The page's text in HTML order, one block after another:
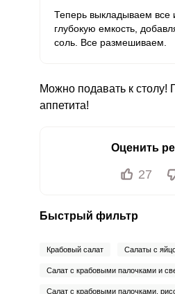
Теперь выкладываем все
глубокую емкость,
соль. Все размешиваем.
Можно подавать к столу!
аппетита!
Оценить
27
Быстрый фильтр
Крабовый салат Салаты с
Салат с крабовыми палочками и
Салат с крабовыми палочками,